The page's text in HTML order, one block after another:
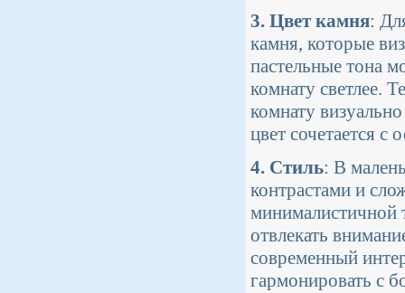
3. Цвет камня:
камня, которые
пастельные тона
комнату светлее.
комнату
цвет сочетается
4. Стиль: В
контрастами и
минималистичной
отвлекать
современный
гармонировать с